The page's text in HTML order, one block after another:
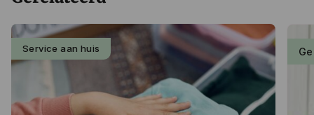
Service aan huis